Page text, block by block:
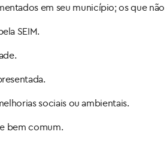
em seu município; os que
SEIM.
sociais ou ambientais.
bem comum.